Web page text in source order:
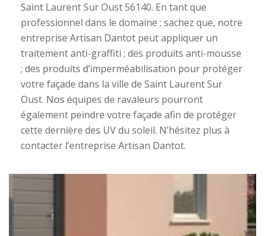
Saint Laurent Sur Oust 56140. En tant que
professionnel dans le domaine ; sachez que, notre
entreprise Artisan Dantot peut appliquer un
traitement anti-graffiti ; des produits anti-mousse
; des produits d’imperméabilisation pour protéger
votre façade dans la ville de Saint Laurent Sur
Oust. Nos équipes de ravaleurs pourront
également peindre votre façade afin de protéger
cette dernière des UV du soleil. N’hésitez plus à
contacter l’entreprise Artisan Dantot.